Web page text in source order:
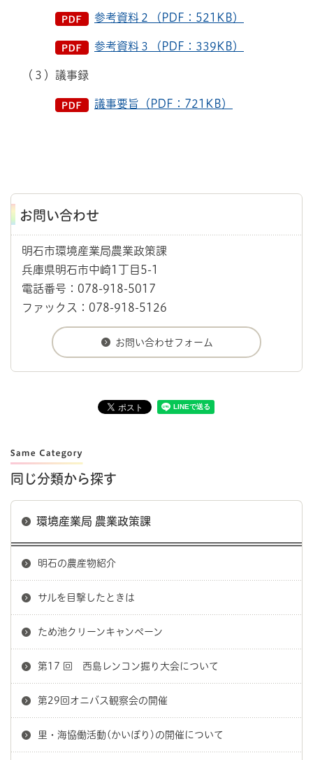
参考資料２（PDF：521KB）
参考資料３（PDF：339KB）
（３）議事録
議事要旨（PDF：721KB）
お問い合わせ
明石市環境産業局農業政策課
兵庫県明石市中崎1丁目5-1
電話番号：078-918-5017
ファックス：078-918-5126
同じ分類から探す
環境産業局 農業政策課
明石の農産物紹介
サルを目撃したときは
ため池クリーンキャンペーン
第17 回 西島レンコン掘り大会について
第29回オニバス観察会の開催
里・海協働活動(かいぼり)の開催について